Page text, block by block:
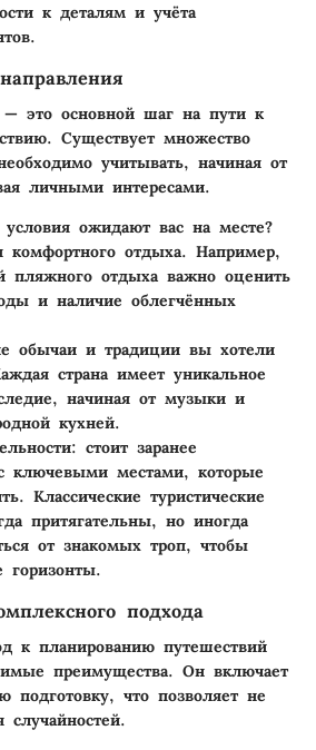
к деталям и учёта
— это основной шаг на пути к
Существует множество
учитывать, начиная от
личными интересами.
ожидают вас на месте?
комфортного отдыха. Например,
пляжного отдыха важно оценить
и наличие облегчённых
обычаи и традиции вы хотели
страна имеет уникальное
начиная от музыки и
кухней.
: стоит заранее
ключевыми местами, которые
Классические туристические
притягательны, но иногда
от знакомых троп, чтобы
горизонты.
подхода
к планированию путешествий
преимущества. Он включает
подготовку, что позволяет не
случайностей.